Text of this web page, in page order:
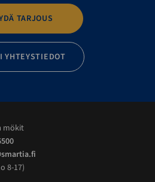
TARJOUS
YHTEYSTIEDOT
mökit
8-17)